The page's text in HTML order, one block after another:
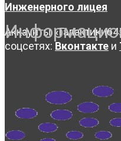
Инженерного лицея
Аккаунты
соцсетях: Вконтакте и